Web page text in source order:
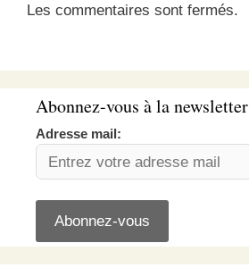
Les commentaires sont fermés.
Abonnez-vous à la newsletter
Adresse mail: